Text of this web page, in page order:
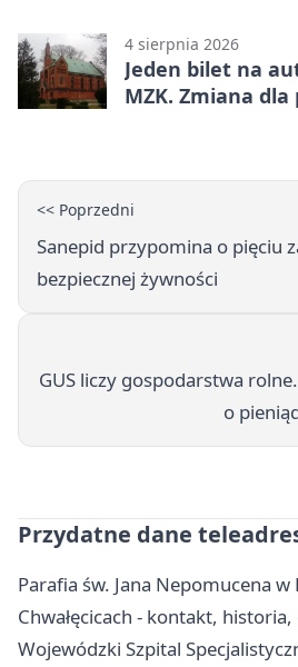
4 sierpnia 2026
Jeden bilet na
MZK. Zmiana dla
<< Poprzedni
Sanepid przypomina o pięciu
bezpiecznej żywności
GUS liczy gospodarstwa
o
Przydatne dane
Parafia św. Jana Nepomucena w
Chwałęcicach - kontakt,
Wojewódzki Szpital